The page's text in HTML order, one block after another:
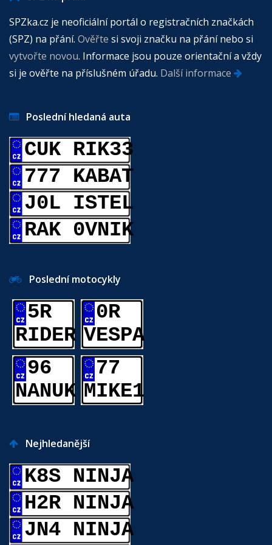
SPZka.cz je neoficiální portál o registračních značkách
(SPZ) na přání. Ověřte si svoji značku na přání nebo si
vytvořte novou. Informace jsou pouze orientační a vždy
si je ověřte na příslušném úřadu. Další informace
Poslední hledaná auta
CUK RIK33
777 KABAT
J0L ISTEL
RAK 0VNIK
Poslední motocykly
5R
RIDER
0R
VESPA
96
NANUK
77
MIKE1
Nejhledanější
K8S NINJA
H2R NINJA
JN4 NINJA